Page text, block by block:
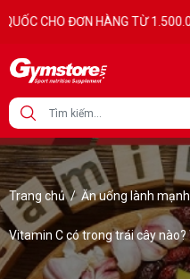
HÀNG TỪ 1.500.000Đ NHẬP
Trang chủ/ Ăn uống lành mạnh
Vitamin C có trong trái cây